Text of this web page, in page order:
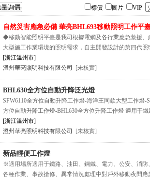
標價 圖片 VIP
自然災害應急必備 華亮BHL693移動照明工作平
◆移動智能照明平臺是我司根據電網及各行業應急救援、
大型施工作業環境的照明需求，自主開發設計的第四代
[浙江溫州市]
溫州華亮照明科技有限公司
[未核實]
BHL630全方位自動升降泛光燈
SFW6110全方位自動升降工作燈-海洋王同款大型工作燈-
方位自動升降工作燈-BHL630全方位升降工作燈 適用于
[浙江溫州市]
溫州華亮照明科技有限公司
[未核實]
新品輕便工作燈
※適用場所適用于鐵路、油田、鋼鐵、電力、公安、消防
各種作業、事故搶修、異常情況處理中對戶外移動夜間應